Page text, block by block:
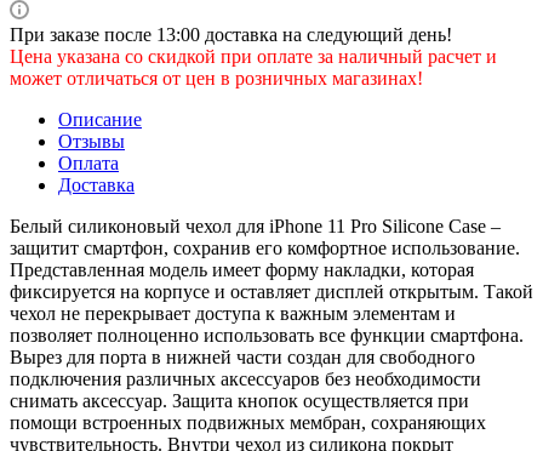
При заказе после 13:00 доставка на следующий день!
Цена указана со скидкой при оплате за наличный расчет и
может отличаться от цен в розничных магазинах!
Описание
Отзывы
Оплата
Доставка
Белый силиконовый чехол для iPhone 11 Pro Silicone Case –
защитит смартфон, сохранив его комфортное использование.
Представленная модель имеет форму накладки, которая
фиксируется на корпусе и оставляет дисплей открытым. Такой
чехол не перекрывает доступа к важным элементам и
позволяет полноценно использовать все функции смартфона.
Вырез для порта в нижней части создан для свободного
подключения различных аксессуаров без необходимости
снимать аксессуар. Защита кнопок осуществляется при
помощи встроенных подвижных мембран, сохраняющих
чувствительность. Внутри чехол из силикона покрыт